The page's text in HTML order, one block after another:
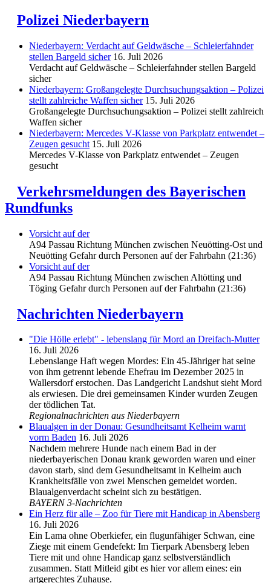
Polizei Niederbayern
Niederbayern: Verdacht auf Geldwäsche – Schleierfahnder
stellen Bargeld sicher 16. Juli 2026
Verdacht auf Geldwäsche – Schleierfahnder stellen Bargeld
sicher
Niederbayern: Großangelegte Durchsuchungsaktion – Polizei
stellt zahlreiche Waffen sicher 15. Juli 2026
Großangelegte Durchsuchungsaktion – Polizei stellt zahlreich
Waffen sicher
Niederbayern: Mercedes V-Klasse von Parkplatz entwendet –
Zeugen gesucht 15. Juli 2026
Mercedes V-Klasse von Parkplatz entwendet – Zeugen
gesucht
Verkehrsmeldungen des Bayerischen
Rundfunks
Vorsicht auf der
A94 Passau Richtung München zwischen Neuötting-Ost und
Neuötting Gefahr durch Personen auf der Fahrbahn (21:36)
Vorsicht auf der
A94 Passau Richtung München zwischen Altötting und
Töging Gefahr durch Personen auf der Fahrbahn (21:36)
Nachrichten Niederbayern
"Die Hölle erlebt" - lebenslang für Mord an Dreifach-Mutter
16. Juli 2026
Lebenslange Haft wegen Mordes: Ein 45-Jähriger hat seine
von ihm getrennt lebende Ehefrau im Dezember 2025 in
Wallersdorf erstochen. Das Landgericht Landshut sieht Mord
als erwiesen. Die drei gemeinsamen Kinder wurden Zeugen
der tödlichen Tat.
Regionalnachrichten aus Niederbayern
Blaualgen in der Donau: Gesundheitsamt Kelheim warnt
vorm Baden 16. Juli 2026
Nachdem mehrere Hunde nach einem Bad in der
niederbayerischen Donau krank geworden waren und einer
davon starb, sind dem Gesundheitsamt in Kelheim auch
Krankheitsfälle von zwei Menschen gemeldet worden.
Blaualgenverdacht scheint sich zu bestätigen.
BAYERN 3-Nachrichten
Ein Herz für alle – Zoo für Tiere mit Handicap in Abensberg
16. Juli 2026
Ein Lama ohne Oberkiefer, ein flugunfähiger Schwan, eine
Ziege mit einem Gendefekt: Im Tierpark Abensberg leben
Tiere mit und ohne Handicap ganz selbstverständlich
zusammen. Statt Mitleid gibt es hier vor allem eines: ein
artgerechtes Zuhause.